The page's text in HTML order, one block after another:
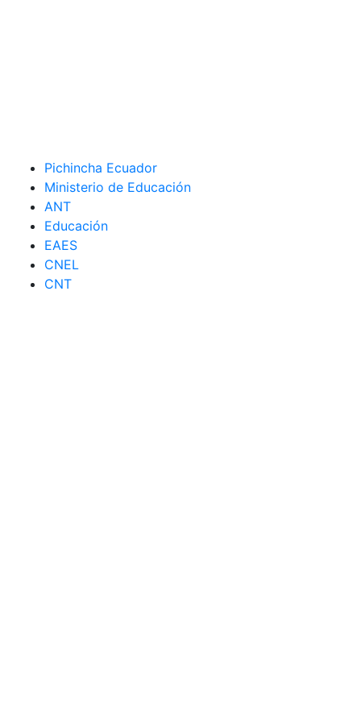
Pichincha Ecuador
Ministerio de Educación
ANT
Educación
EAES
CNEL
CNT